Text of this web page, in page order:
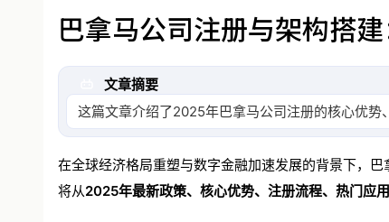
巴拿马公司注册与架构搭
文章摘要
这篇文章介绍了2025年巴拿马公司注册的核心优势
在全球经济格局重塑与数字金融加速发展的背景下，
将从2025年最新政策、核心优势、注册流程、热门应